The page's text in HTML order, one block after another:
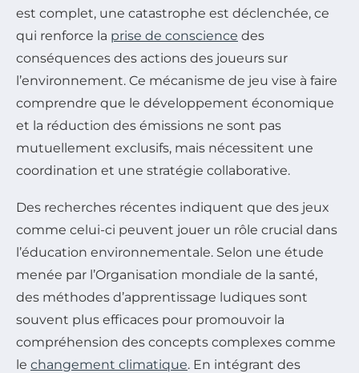
est complet, une catastrophe est déclenchée, ce
qui renforce la prise de conscience des
conséquences des actions des joueurs sur
l’environnement. Ce mécanisme de jeu vise à faire
comprendre que le développement économique
et la réduction des émissions ne sont pas
mutuellement exclusifs, mais nécessitent une
coordination et une stratégie collaborative.
Des recherches récentes indiquent que des jeux
comme celui-ci peuvent jouer un rôle crucial dans
l’éducation environnementale. Selon une étude
menée par l’Organisation mondiale de la santé,
des méthodes d’apprentissage ludiques sont
souvent plus efficaces pour promouvoir la
compréhension des concepts complexes comme
le changement climatique. En intégrant des